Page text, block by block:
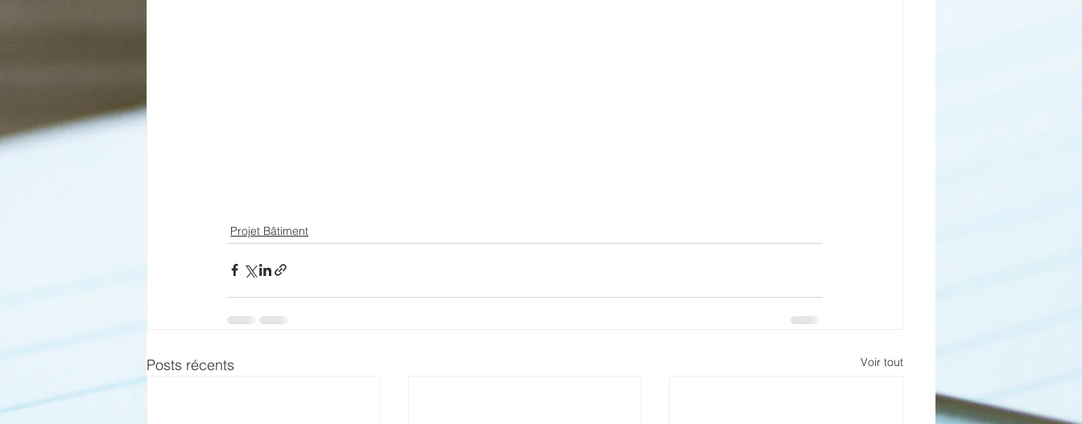
Projet Bâtiment
Posts récents Voir tout